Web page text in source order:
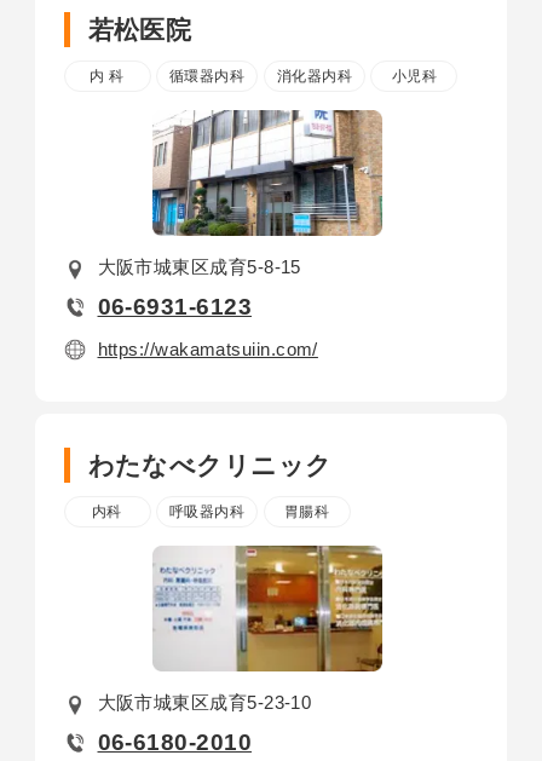
若松医院
内 科 循環器内科 消化器内科 小児科
大阪市城東区成育5-8-15
06-6931-6123
https://wakamatsuiin.com/
わたなべクリニック
内科 呼吸器内科 胃腸科
大阪市城東区成育5-23-10
06-6180-2010